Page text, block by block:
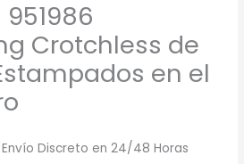
Crotchless de
en el
Envío Discreto en 24/48 Horas